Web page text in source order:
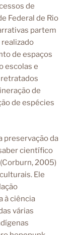
de
Federal de Rio
partem
de espaços
escolas e
de
de espécies
preservação da
científico
2005)
Ele
à ciência
várias